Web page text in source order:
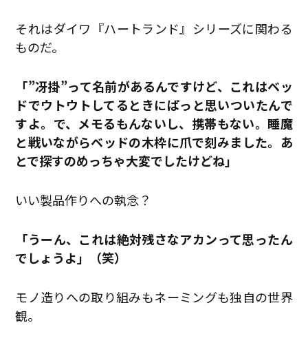
それはダイワ『ハートランド』シリーズに関わる
ものだ。
「”冴掛”って名前があるんですけど、これはベッ
ドでウトウトしてるときにぱっと思いついたんで
すよ。で、メモるもんないし、携帯もない。睡魔
と戦いながらベッドの木枠に爪で刻みました。あ
とで探すのめっちゃ大変でしたけどね」
いい製品作りへの執念？
「うーん、これは絶対残さなアカンって思ったん
でしょうよ」（笑）
モノ造りへの取り組みもネーミングも独自の世界
観。